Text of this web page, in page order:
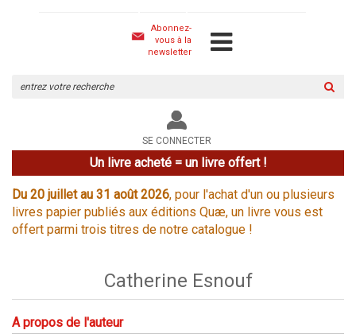
Abonnez-
vous à la
newsletter
le
site
SE CONNECTER
Un livre acheté = un livre offert !
Du 20 juillet au 31 août 2026, pour l'achat d'un ou plusieurs
livres papier publiés aux éditions Quæ, un livre vous est
offert parmi trois titres de notre catalogue !
Catherine Esnouf
A propos de l'auteur